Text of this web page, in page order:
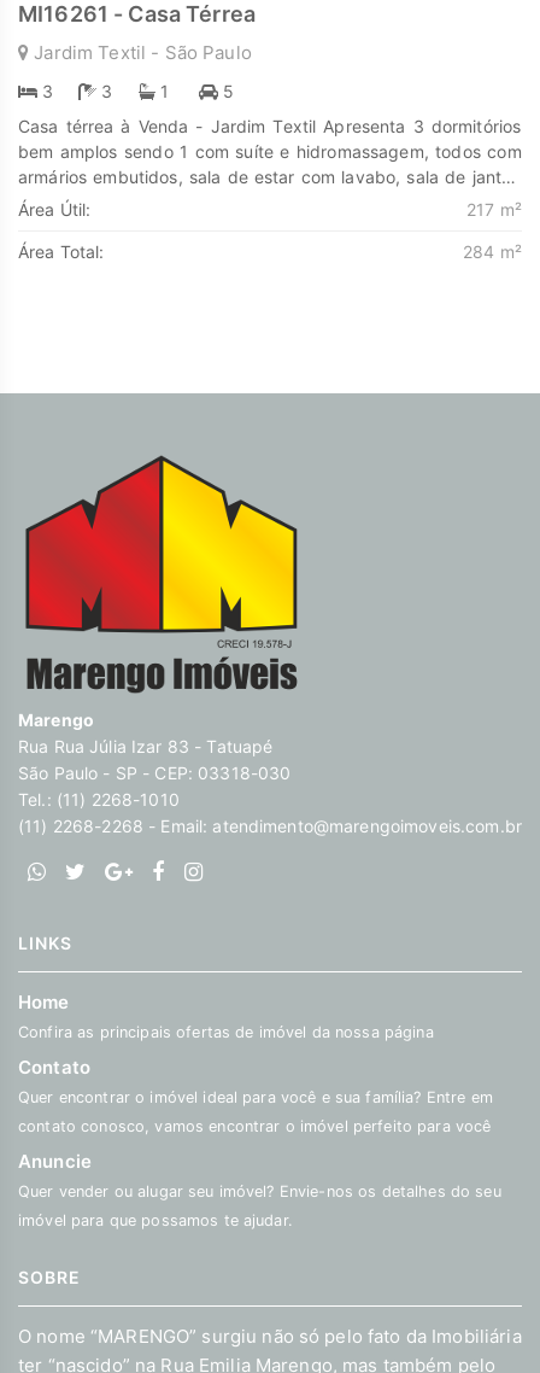
MI16261 - Casa Térrea
Jardim Textil - São Paulo
3 3 1
5
Casa térrea à Venda - Jardim Textil Apresenta 3 dormitórios
bem amplos sendo 1 com suíte e hidromassagem, todos com
armários embutidos, sala de estar com lavabo, sala de jantar,
cozinha com armários planejados, pia e balcão de apoio de
salão de festa coberto e mais 1 quarto e 1 banheiro
www.marengoimoveis.com.br 11-99203-8087
Área Útil: 217 m²
Área Total: 284 m²
Marengo
Rua Rua Júlia Izar 83 - Tatuapé
São Paulo - SP - CEP: 03318-030
Tel.: (11) 2268-1010
(11) 2268-2268 - Email: atendimento@marengoimoveis.com.br
LINKS
Home
Confira as principais ofertas de imóvel da nossa página
Contato
Quer encontrar o imóvel ideal para você e sua família? Entre em
contato conosco, vamos encontrar o imóvel perfeito para você
Anuncie
Quer vender ou alugar seu imóvel? Envie-nos os detalhes do seu
imóvel para que possamos te ajudar.
SOBRE
O nome “MARENGO” surgiu não só pelo fato da Imobiliária
ter “nascido” na Rua Emilia Marengo, mas também pelo